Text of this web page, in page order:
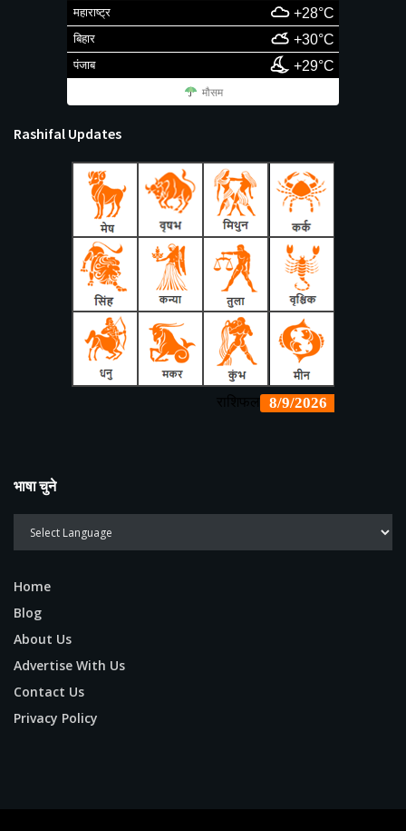
महाराष्ट्र +28°C
बिहार +30°C
पंजाब +29°C
मौसम
Rashifal Updates
भाषा चुने
Home
Blog
About Us
Advertise With Us
Contact Us
Privacy Policy